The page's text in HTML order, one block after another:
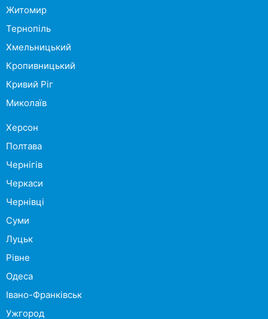
Житомир
Тернопіль
Хмельницький
Кропивницький
Кривий Ріг
Миколаїв
Херсон
Полтава
Чернігів
Черкаси
Чернівці
Суми
Луцьк
Рівне
Одеса
Івано-Франківськ
Ужгород